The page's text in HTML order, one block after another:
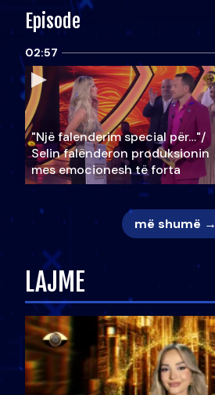
Episode
02:57
"Një falenderim special për…"/
Selin falënderon produksionin
mes emocionesh të forta
më shumë →
LAJME